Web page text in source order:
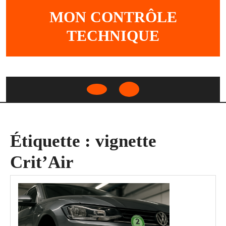
MON CONTRÔLE
TECHNIQUE
Open
Étiquette : vignette
Crit’Air